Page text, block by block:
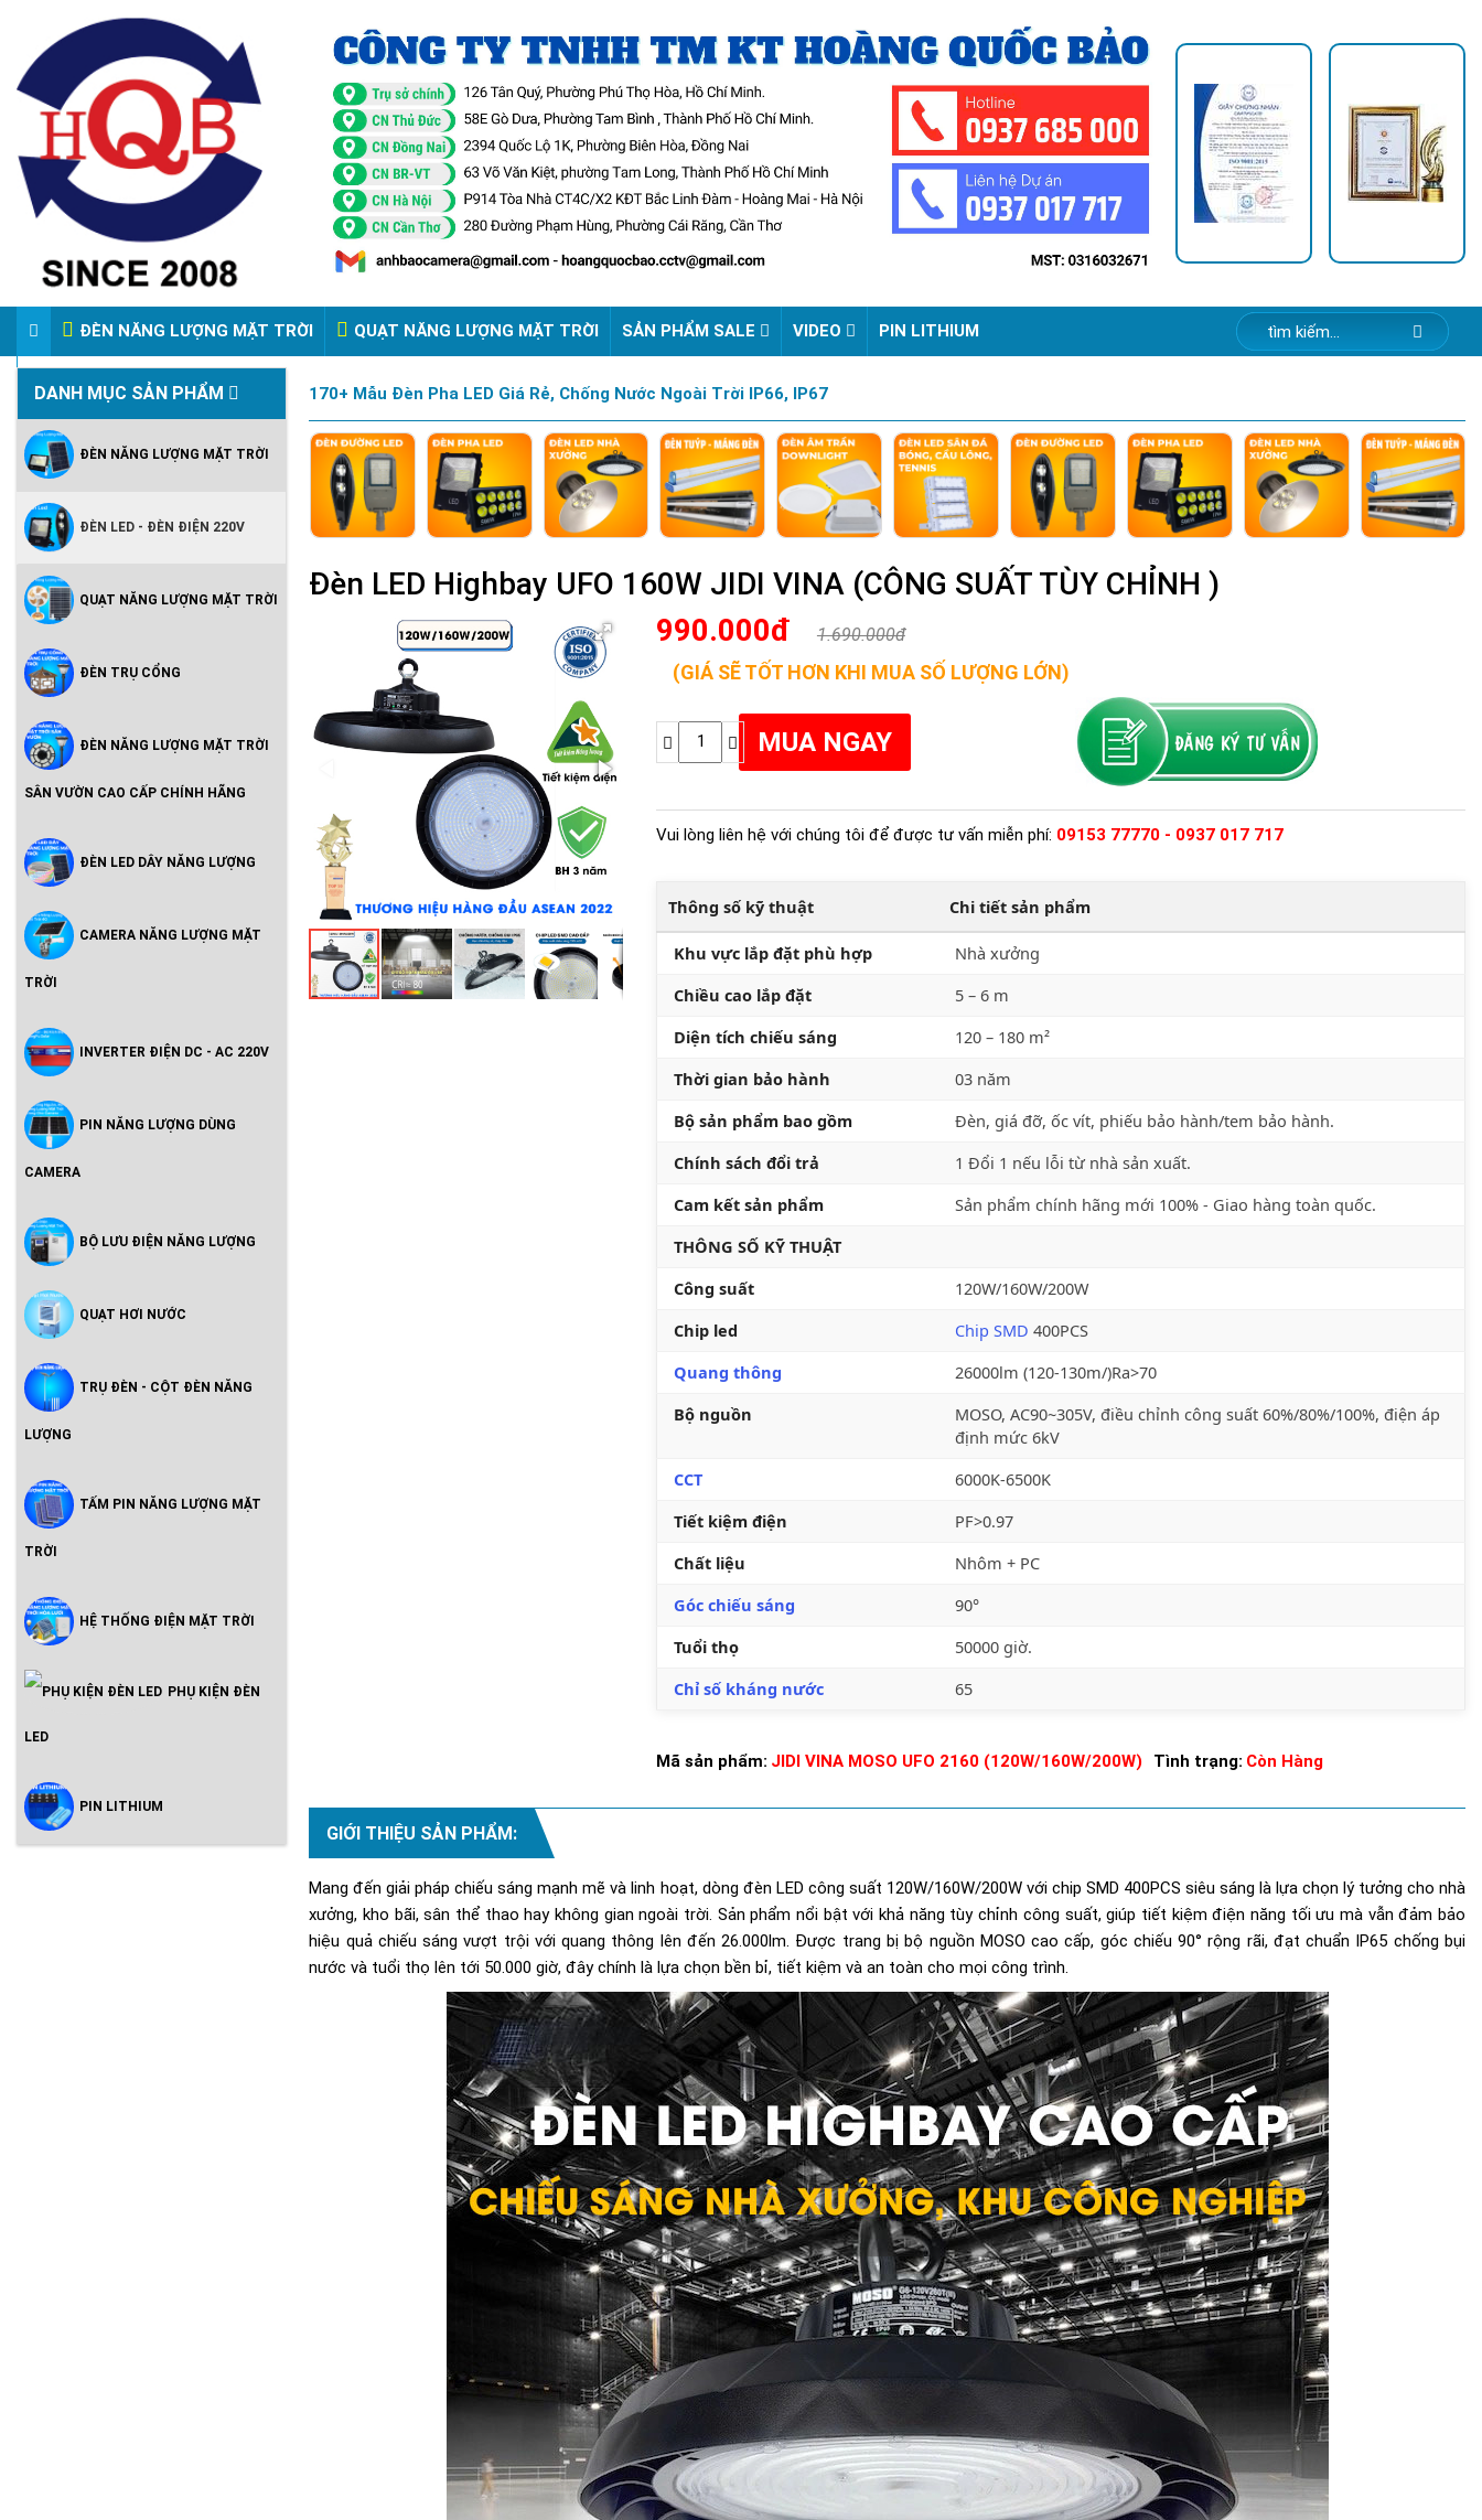
ĐÈN NĂNG LƯỢNG MẶT TRỜI QUẠT NĂNG LƯỢNG MẶT TRỜI SẢN PHẨM SALE VIDEO PIN LITHIUM
VIDEO ĐÈN PHA ĐIỆN 220V
DANH MỤC SẢN PHẨM
ĐÈN NĂNG LƯỢNG MẶT TRỜI
Vườn Cao Cấp Chính Hãng
ĐÈN LED - ĐÈN ĐIỆN 220V
Hoàng Quốc Bảo - Độ Sáng Cao,
QUẠT NĂNG LƯỢNG MẶT TRỜI
ĐÈN TRỤ CỔNG
ĐÈN NĂNG LƯỢNG MẶT TRỜI
SÂN VƯỜN CAO CẤP CHÍNH HÃNG
ĐÈN LED DÂY NĂNG LƯỢNG
CAMERA NĂNG LƯỢNG MẶT
TRỜI
INVERTER ĐIỆN DC - AC 220V
PIN NĂNG LƯỢNG DÙNG
CAMERA
BỘ LƯU ĐIỆN NĂNG LƯỢNG
QUẠT HƠI NƯỚC
TRỤ ĐÈN - CỘT ĐÈN NĂNG
LƯỢNG
TẤM PIN NĂNG LƯỢNG MẶT
TRỜI
HỆ THỐNG ĐIỆN MẶT TRỜI
Inveter Hòa Lưới Có Lưu Trữ -
PHỤ KIỆN ĐÈN
LED
PIN LITHIUM
170+ Mẫu Đèn Pha LED Giá Rẻ, Chống Nước Ngoài Trời IP66, IP67
Đèn LED Highbay UFO 160W JIDI VINA (CÔNG SUẤT TÙY CHỈNH )
990.000đ
1.690.000đ
(GIÁ SẼ TỐT HƠN KHI MUA SỐ LƯỢNG LỚN)
Vui lòng liên hệ với chúng tôi để được tư vấn miễn phí: 09153 77770 - 0937 017 717
Thông số kỹ thuật Chi tiết sản phẩm
Khu vực lắp đặt phù hợp
Nhà xưởng
Chiều cao lắp đặt
5 – 6 m
Diện tích chiếu sáng
120 – 180 m²
Thời gian bảo hành
03 năm
Bộ sản phẩm bao gồm
Đèn, giá đỡ, ốc vít, phiếu bảo hành/tem bảo hành.
Chính sách đổi trả
1 Đổi 1 nếu lỗi từ nhà sản xuất.
Cam kết sản phẩm
Sản phẩm chính hãng mới 100% - Giao hàng toàn quốc.
THÔNG SỐ KỸ THUẬT
Công suất
120W/160W/200W
Chip led
Chip SMD 400PCS
Quang thông
26000lm (120-130m/)Ra>70
Bộ nguồn
MOSO, AC90~305V, điều chỉnh công suất 60%/80%/100%, điện áp
định mức 6kV
CCT
6000K-6500K
Tiết kiệm điện
PF>0.97
Chất liệu
Nhôm + PC
Góc chiếu sáng
90°
Tuổi thọ
50000 giờ.
Chỉ số kháng nước
65
Mã sản phẩm: JIDI VINA MOSO UFO 2160 (120W/160W/200W) Tình trạng: Còn Hàng
GIỚI THIỆU SẢN PHẨM:
Mang đến giải pháp chiếu sáng mạnh mẽ và linh hoạt, dòng đèn LED công suất 120W/160W/200W với chip SMD 400PCS siêu sáng là lựa chọn lý tưởng cho nhà
xưởng, kho bãi, sân thể thao hay không gian ngoài trời. Sản phẩm nổi bật với khả năng tùy chỉnh công suất, giúp tiết kiệm điện năng tối ưu mà vẫn đảm bảo
hiệu quả chiếu sáng vượt trội với quang thông lên đến 26.000lm. Được trang bị bộ nguồn MOSO cao cấp, góc chiếu 90° rộng rãi, đạt chuẩn IP65 chống bụi
nước và tuổi thọ lên tới 50.000 giờ, đây chính là lựa chọn bền bỉ, tiết kiệm và an toàn cho mọi công trình.